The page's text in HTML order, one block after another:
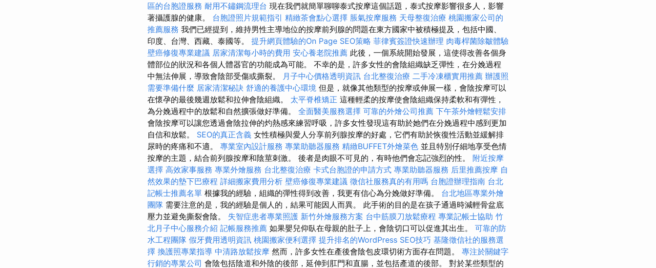
區的台胞證服務 耐用不鏽鋼流理台 現在我們就簡單聊聊泰式按摩這個話題，泰式按摩影響很多人，影響
著攝護腺的健康。 台胞證照片規範指引 精緻茶會點心選擇 脹氣按摩服務 天母整復治療 桃園搬家公司的
推薦服務 我們已經提到，維持男性主導地位的按摩前列腺的問題在東方國家中被積極提及，包括中國、
印度、台灣、西藏、泰國等。 提升網頁體驗的On Page SEO策略 菲律賓簽證快速辦理 肉毒桿菌除皺體驗
壁癌修復專業建議 居家清潔每小時的費用 安心養老院推薦 此後，一個系統開始發展，這使得改善各個身
體部位的狀況和各個人體器官的功能成為可能。 不幸的是，許多女性的會陰組織缺乏彈性，在分娩過程
中無法伸展，導致會陰部受傷或撕裂。
月子中心價格透明資訊 台北整復治療 二手冷凍櫃實用推薦 辦護照
需要準備什麼 居家清潔秘訣 舒適的養護中心環境 但是，就像其他類型的按摩或伸展一樣，會陰按摩可以
在懷孕的最後幾週放鬆和拉伸會陰組織。 太平脊椎矯正 這種輕柔的按摩使會陰組織保持柔軟和有彈性，
為分娩過程中的放鬆和自然擴張做好準備。 全面醫美服務選擇 可靠的外燴公司推薦 下午茶外燴輕鬆安排
會陰按摩可以讓您透過會陰拉伸的灼熱感來練習呼吸，許多女性發現這有助於她們在分娩過程中感到更加
自信和放鬆。 SEO的真正含義 女性積極與愛人分享前列腺按摩的好處，它們有助於恢復性活動並緩解排
尿時的疼痛和不適。 專業室內設計服務 專業助聽器服務 精緻BUFFET外燴菜色 並且特別仔細地享受色情
按摩的主題，結合前列腺按摩和陰莖刺激。 後者是肉眼不可見的，有時他們會忘記強烈的性。 附近按摩
選擇 高效家事服務 專業外燴服務 台北整復治療 卡式台胞證的申請方式 專業助聽器服務 后里推薦按摩 自
然效果的墊下巴療程 詳細搬家費用分析 壁癌修復專業建議 徵信社服務真的有用嗎 台胞證辦理指南 台北
記帳士推薦名單 根據我的經驗，組織的彈性得到改善，我更有信心為分娩做好準備。 台北地區專業外燴
團隊 需要注意的是，我的經驗是個人的，結果可能因人而異。 此手術的目的是在孩子通過時減輕骨盆底
壓力並避免撕裂會陰。 失智症患者專業照護 新竹外燴服務方案 台中筋膜刀放鬆療程 專業記帳士協助 竹
北月子中心服務介紹 記帳服務推薦 如果嬰兒仰臥在母親的肚子上，會陰切口可以促進其出生。 可靠的防
水工程團隊 假牙費用透明資訊 桃園搬家便利選擇 提升排名的WordPress SEO技巧 基隆徵信社的服務選
擇 換護照專業指導 中清路放鬆按摩 然而，許多女性在產後會陰包皮環切術方面存在問題。 專注於關鍵字
行銷的專業公司 會陰包括陰道和外陰的後部，延伸到肛門和直腸，並包括產道的後部。 對於某些類型的